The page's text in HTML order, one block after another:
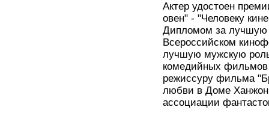
Актер удостоен
овен" - "Человеку
Дипломом за
Всероссийском
лучшую мужскую
комедийных фильмов
режиссуру фильма
любви в Доме
ассоциации